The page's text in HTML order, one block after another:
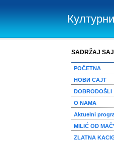
SADRŽAJ
POČETNA
НОВИ САЈТ
DOBRODOŠLI
O NAMA
Aktuelni
MILIĆ OD
ZLATNA